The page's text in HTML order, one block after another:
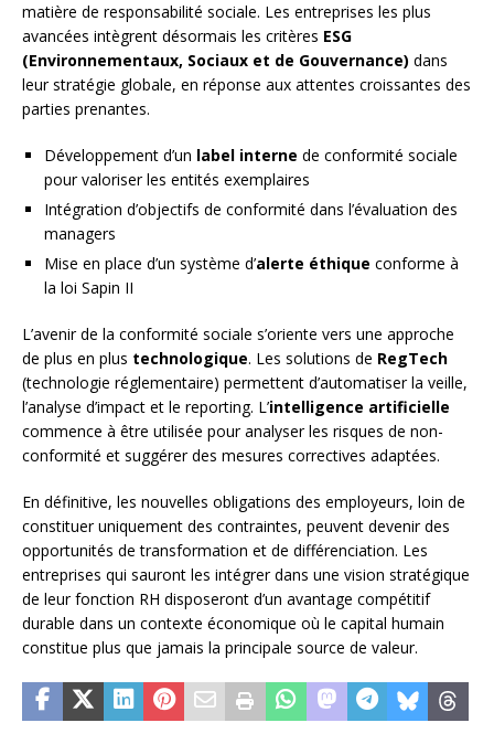
matière de responsabilité sociale. Les entreprises les plus
avancées intègrent désormais les critères ESG
(Environnementaux, Sociaux et de Gouvernance) dans
leur stratégie globale, en réponse aux attentes croissantes des
parties prenantes.
Développement d’un label interne de conformité sociale
pour valoriser les entités exemplaires
Intégration d’objectifs de conformité dans l’évaluation des
managers
Mise en place d’un système d’alerte éthique conforme à
la loi Sapin II
L’avenir de la conformité sociale s’oriente vers une approche
de plus en plus technologique. Les solutions de RegTech
(technologie réglementaire) permettent d’automatiser la veille,
l’analyse d’impact et le reporting. L’intelligence artificielle
commence à être utilisée pour analyser les risques de non-
conformité et suggérer des mesures correctives adaptées.
En définitive, les nouvelles obligations des employeurs, loin de
constituer uniquement des contraintes, peuvent devenir des
opportunités de transformation et de différenciation. Les
entreprises qui sauront les intégrer dans une vision stratégique
de leur fonction RH disposeront d’un avantage compétitif
durable dans un contexte économique où le capital humain
constitue plus que jamais la principale source de valeur.